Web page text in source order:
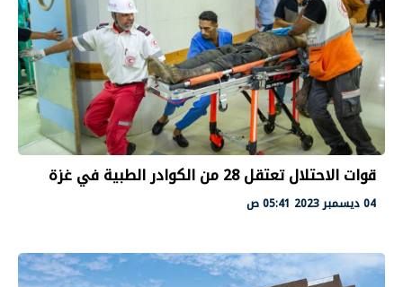
قوات الاحتلال تعتقل 28 من الكوادر الطبية في غزة
04 ديسمبر 2023 05:41 ص